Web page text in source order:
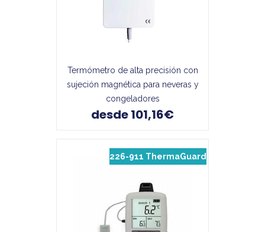
Termómetro de alta precisión con
sujeción magnética para neveras y
congeladores
desde 101,16€
226-911 ThermaGuard